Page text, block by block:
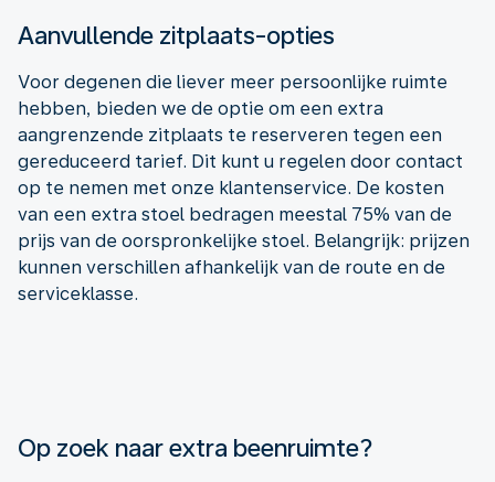
Aanvullende zitplaats-opties
Voor degenen die liever meer persoonlijke ruimte
hebben, bieden we de optie om een extra
aangrenzende zitplaats te reserveren tegen een
gereduceerd tarief. Dit kunt u regelen door contact
op te nemen met onze klantenservice. De kosten
van een extra stoel bedragen meestal 75% van de
prijs van de oorspronkelijke stoel. Belangrijk: prijzen
kunnen verschillen afhankelijk van de route en de
serviceklasse.
Op zoek naar extra beenruimte?